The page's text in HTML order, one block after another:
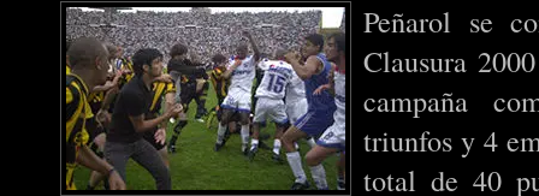
Peñarol se
Clausura
campaña
triunfos y 4
total de 40